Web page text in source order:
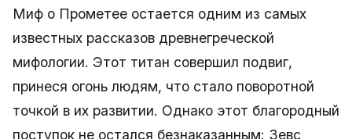
Миф о Прометее остается одним из самых
известных рассказов древнегреческой
мифологии. Этот титан совершил подвиг,
принеся огонь людям, что стало поворотной
точкой в их развитии. Однако этот благородный
поступок не остался безнаказанным: Зевс